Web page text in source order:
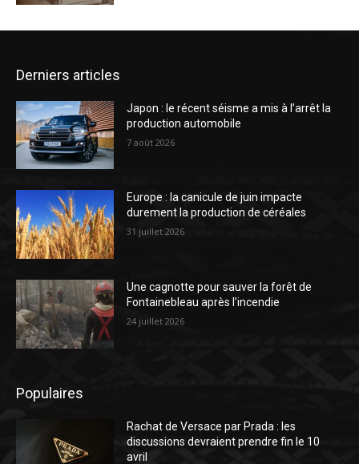
Derniers articles
Japon : le récent séisme a mis à l’arrêt la
production automobile
7 août 2026
Europe : la canicule de juin impacte
durement la production de céréales
31 juillet 2026
Une cagnotte pour sauver la forêt de
Fontainebleau après l’incendie
24 juillet 2026
Populaires
Rachat de Versace par Prada : les
discussions devraient prendre fin le 10
avril